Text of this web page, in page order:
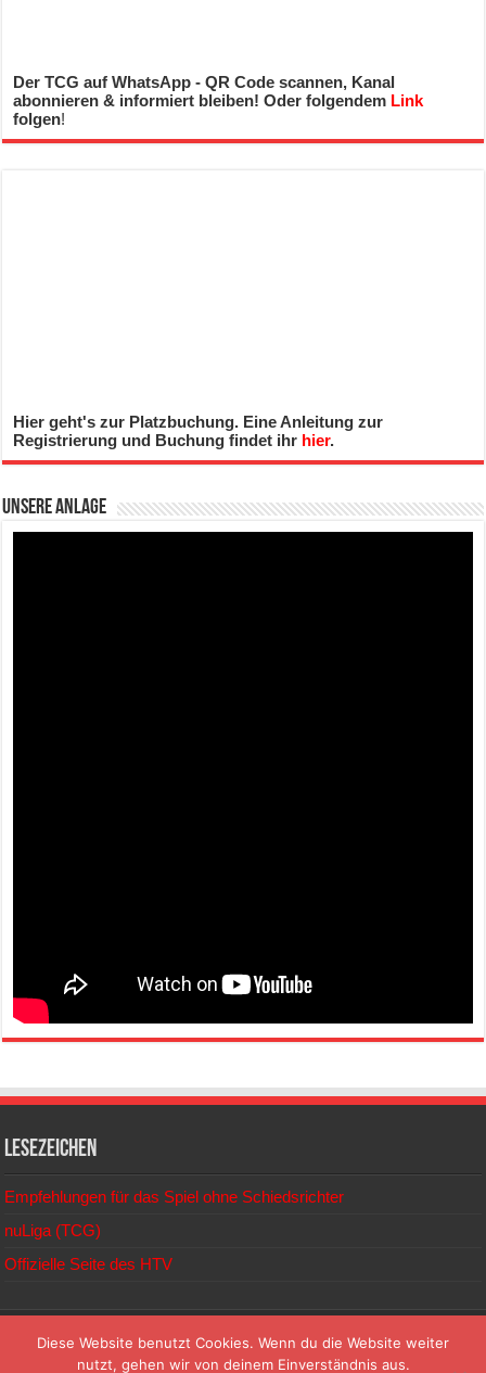
Der TCG auf WhatsApp - QR Code scannen, Kanal
abonnieren & informiert bleiben! Oder folgendem Link
folgen!
Hier geht's zur Platzbuchung. Eine Anleitung zur
Registrierung und Buchung findet ihr hier.
Unsere Anlage
Lesezeichen
Empfehlungen für das Spiel ohne Schiedsrichter
nuLiga (TCG)
Offizielle Seite des HTV
© 2026
Diese Website benutzt Cookies. Wenn du die Website weiter
nutzt, gehen wir von deinem Einverständnis aus.